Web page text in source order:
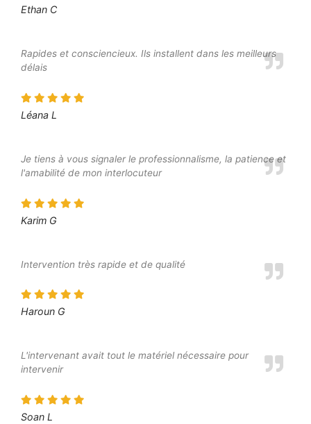
Ethan C
Rapides et consciencieux. Ils installent dans les meilleurs
délais
Léana L
Je tiens à vous signaler le professionnalisme, la patience et
l'amabilité de mon interlocuteur
Karim G
Intervention très rapide et de qualité
Haroun G
L'intervenant avait tout le matériel nécessaire pour
intervenir
Soan L